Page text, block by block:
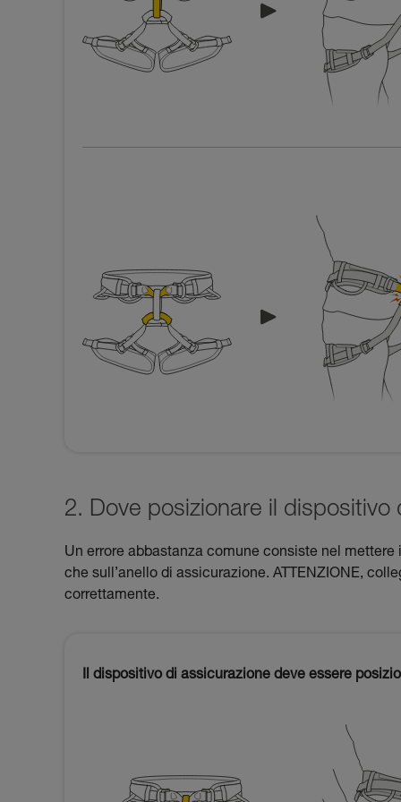
2. Dove posizionare il dispositivo
Un errore abbastanza comune consiste nel
che sull’anello di assicurazione. ATTENZIONE,
correttamente.
Il dispositivo di assicurazione deve essere